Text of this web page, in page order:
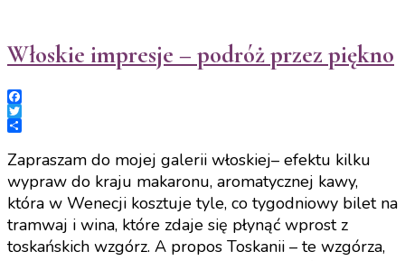
Włoskie impresje – podróż przez piękno
Facebook
Twitter
Share
Zapraszam do mojej galerii włoskiej– efektu kilku
wypraw do kraju makaronu, aromatycznej kawy,
która w Wenecji kosztuje tyle, co tygodniowy bilet na
tramwaj i wina, które zdaje się płynąć wprost z
toskańskich wzgórz. A propos Toskanii – te wzgórza,